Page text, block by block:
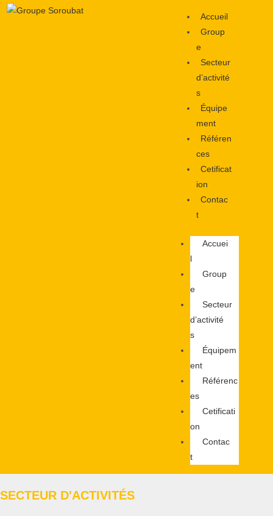
Accueil
Group
e
Secteur
d’activité
s
Équipe
ment
Référen
ces
Cetificat
ion
Contac
t
Accuei
l
Group
e
Secteur
d’activité
s
Équipem
ent
Référenc
es
Cetificati
on
Contac
t
SECTEUR D'ACTIVITÉS